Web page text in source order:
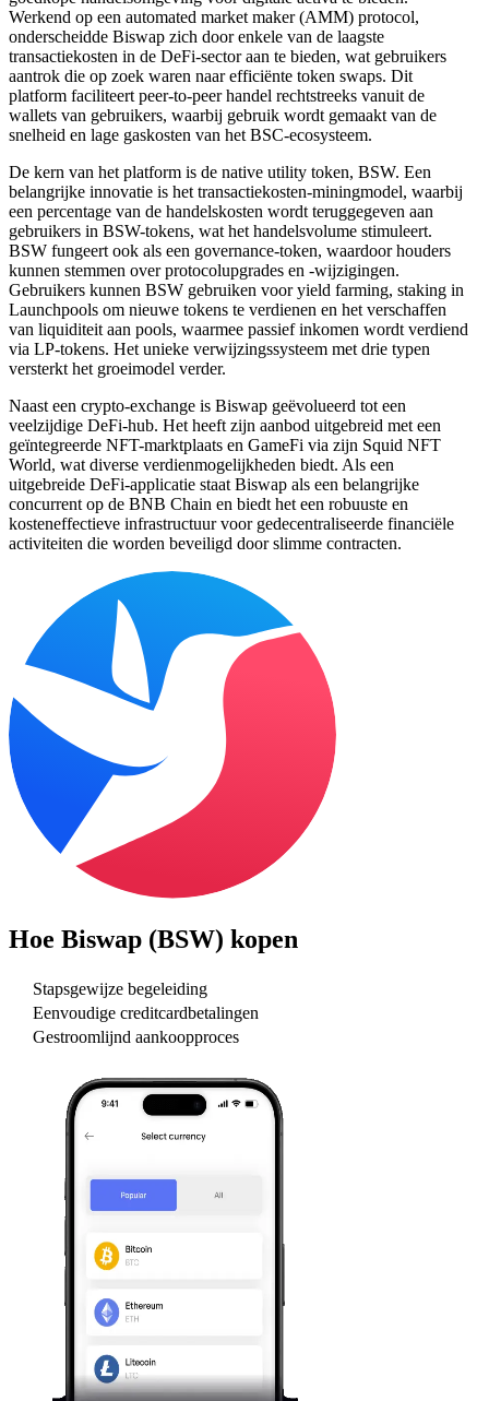
Werkend op een automated market maker (AMM) protocol,
onderscheidde Biswap zich door enkele van de laagste
transactiekosten in de DeFi-sector aan te bieden, wat gebruikers
aantrok die op zoek waren naar efficiënte token swaps. Dit
platform faciliteert peer-to-peer handel rechtstreeks vanuit de
wallets van gebruikers, waarbij gebruik wordt gemaakt van de
snelheid en lage gaskosten van het BSC-ecosysteem.
De kern van het platform is de native utility token, BSW. Een
belangrijke innovatie is het transactiekosten-miningmodel, waarbij
een percentage van de handelskosten wordt teruggegeven aan
gebruikers in BSW-tokens, wat het handelsvolume stimuleert.
BSW fungeert ook als een governance-token, waardoor houders
kunnen stemmen over protocolupgrades en -wijzigingen.
Gebruikers kunnen BSW gebruiken voor yield farming, staking in
Launchpools om nieuwe tokens te verdienen en het verschaffen
van liquiditeit aan pools, waarmee passief inkomen wordt verdiend
via LP-tokens. Het unieke verwijzingssysteem met drie typen
versterkt het groeimodel verder.
Naast een crypto-exchange is Biswap geëvolueerd tot een
veelzijdige DeFi-hub. Het heeft zijn aanbod uitgebreid met een
geïntegreerde NFT-marktplaats en GameFi via zijn Squid NFT
World, wat diverse verdienmogelijkheden biedt. Als een
uitgebreide DeFi-applicatie staat Biswap als een belangrijke
concurrent op de BNB Chain en biedt het een robuuste en
kosteneffectieve infrastructuur voor gedecentraliseerde financiële
activiteiten die worden beveiligd door slimme contracten.
Hoe Biswap (BSW) kopen
Stapsgewijze begeleiding
Eenvoudige creditcardbetalingen
Gestroomlijnd aankoopproces